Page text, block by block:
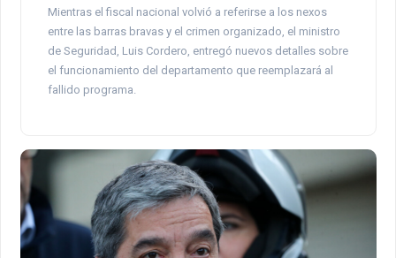
Mientras el fiscal nacional volvió a referirse a los nexos
entre las barras bravas y el crimen organizado, el ministro
de Seguridad, Luis Cordero, entregó nuevos detalles sobre
el funcionamiento del departamento que reemplazará al
fallido programa.